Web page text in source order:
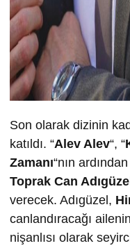
Son olarak dizinin
katıldı. “Alev Alev“, “
Zamanı“nın
Toprak Can
verecek. Adıgüzel,
canlandıracağı
nişanlısı olarak